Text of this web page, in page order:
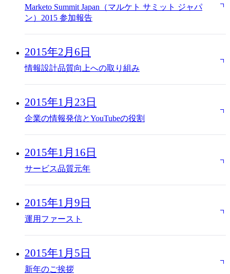
Marketo Summit Japan（マルケト サミット ジャパ
ン）2015 参加報告
2015年2月6日
情報設計品質向上への取り組み
2015年1月23日
企業の情報発信とYouTubeの役割
2015年1月16日
サービス品質元年
2015年1月9日
運用ファースト
2015年1月5日
新年のご挨拶